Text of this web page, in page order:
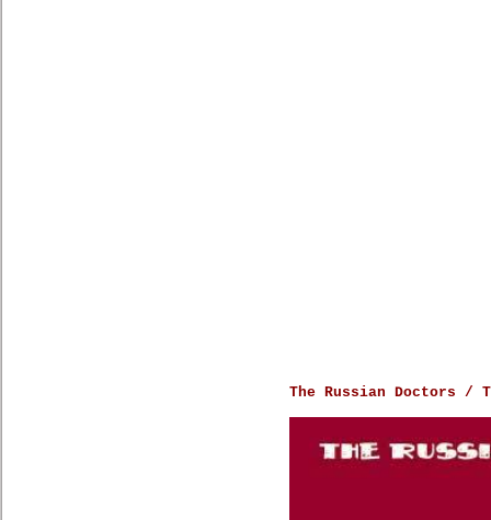
The Russian Doctors /